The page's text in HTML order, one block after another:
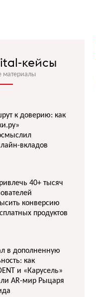
кейсы
материалы
к доверию: как
вкладов
40+ тысяч
конверсию
продуктов
в дополненную
как
и «Карусель»
AR-мир Рыцаря